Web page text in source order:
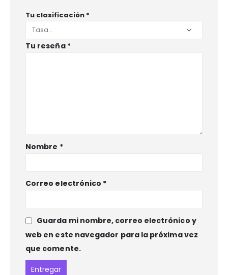
Tu clasificación *
Tu reseña *
Nombre *
Correo electrónico *
Guarda mi nombre, correo electrónico y
web en este navegador para la próxima vez
que comente.